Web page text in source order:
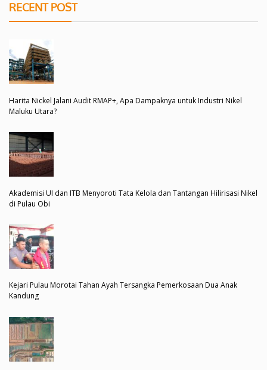
RECENT POST
Harita Nickel Jalani Audit RMAP+, Apa Dampaknya untuk Industri Nikel
Maluku Utara?
Akademisi UI dan ITB Menyoroti Tata Kelola dan Tantangan Hilirisasi Nikel
di Pulau Obi
Kejari Pulau Morotai Tahan Ayah Tersangka Pemerkosaan Dua Anak
Kandung